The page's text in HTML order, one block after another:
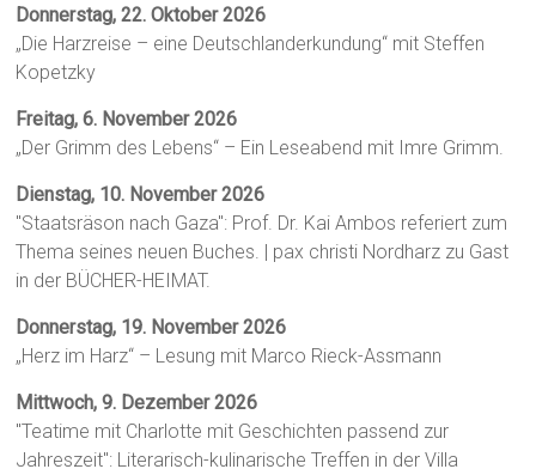
Donnerstag, 22. Oktober 2026
„Die Harzreise – eine Deutschlanderkundung“ mit Steffen
Kopetzky
Freitag, 6. November 2026
„Der Grimm des Lebens“ – Ein Leseabend mit Imre Grimm.
Dienstag, 10. November 2026
"Staatsräson nach Gaza": Prof. Dr. Kai Ambos referiert zum
Thema seines neuen Buches. | pax christi Nordharz zu Gast
in der BÜCHER-HEIMAT.
Donnerstag, 19. November 2026
„Herz im Harz“ – Lesung mit Marco Rieck-Assmann
Mittwoch, 9. Dezember 2026
"Teatime mit Charlotte mit Geschichten passend zur
Jahreszeit": Literarisch-kulinarische Treffen in der Villa